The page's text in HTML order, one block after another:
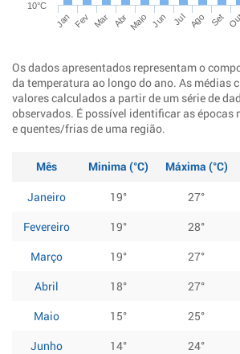
Jan Fev Mar Abr Maio Jun Jul Ago Set
10°C
Os dados apresentados representam o
da temperatura ao longo do ano. As médias
valores calculados a partir de um série de
observados. É possível identificar as épocas
e quentes/frias de uma região.
Mês Minima (°C) Máxima (°C)
Janeiro
19° 27°
Fevereiro
19° 28°
Março
19° 27°
Abril
18° 27°
Maio
15° 25°
Junho
14° 24°